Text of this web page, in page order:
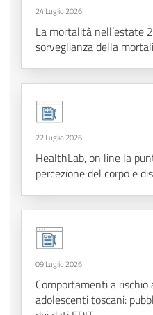
24 Luglio 2026
La mortalità nell’estate
sorveglianza della
22 Luglio 2026
HealthLab, on line la
percezione del corpo e
09 Luglio 2026
Comportamenti a
adolescenti toscani: